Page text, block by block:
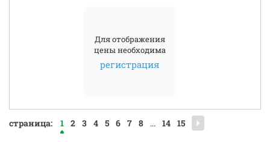
Для отображения
цены необходима
регистрация
страница: 1 2 3 4 5 6 7 8 ... 14 15